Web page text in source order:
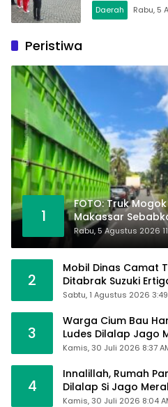
Daerah Rabu, 5
Peristiwa
1
FOTO: Truk
Makassar
Tangan
Rabu, 5 Agustus 2026
2
Mobil Dinas Camat
Ditabrak Suzuki
Alhamdulillah Saya
Sabtu, 1 Agustus 2026 3:49
3
Warga Cium Bau
Ludes Dilalap Jago
Kamis, 30 Juli 2026 8:37
4
Innalillah, Rumah
Dilalap Si Jago
Kamis, 30 Juli 2026 8:04